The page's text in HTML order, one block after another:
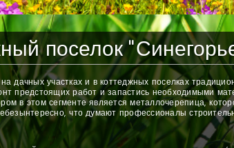
поселок
дачных участках и в коттеджных поселках
предстоящих работ и запастись необходимыми
в этом сегменте является металлочерепица,
что думают профессионалы